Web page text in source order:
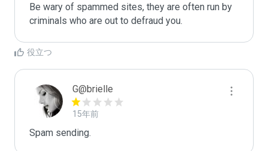
Be wary of spammed sites, they are often run by
criminals who are out to defraud you.
役立つ
G@brielle
15年前
Spam sending.